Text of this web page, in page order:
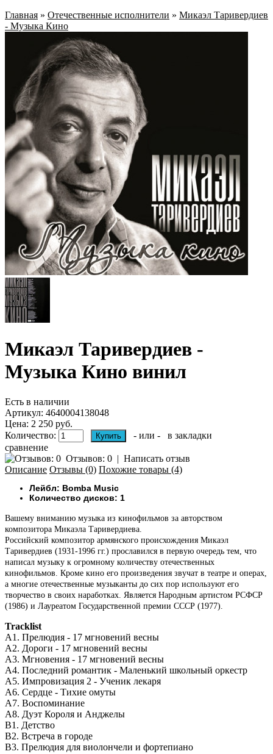
Главная » Отечественные исполнители » Микаэл Таривердиев
- Музыка Кино
Микаэл Таривердиев -
Музыка Кино винил
Есть в наличии
Артикул: 4640004138048
Цена: 2 250 руб.
Количество:
- или -
в закладки
сравнение
Отзывов: 0 | Написать отзыв
Описание Отзывы (0) Похожие товары (4)
Лейбл: Bomba Music
Количество дисков: 1
Вашему вниманию музыка из кинофильмов за авторством
композитора Микаэла Таривердиева.
Российский композитор армянского происхождения Микаэл
Таривердиев (1931-1996 гг.) прославился в первую очередь тем, что
написал музыку к огромному количеству отечественных
кинофильмов. Кроме кино его произведения звучат в театре и операх,
а многие отечественные музыканты до сих пор используют его
творчество в своих наработках. Является Народным артистом РСФСР
(1986) и Лауреатом Государственной премии СССР (1977).
Tracklist
A1. Прелюдия - 17 мгновений весны
A2. Дороги - 17 мгновений весны
A3. Мгновения - 17 мгновений весны
A4. Последний романтик - Маленький школьный оркестр
A5. Импровизация 2 - Ученик лекаря
A6. Сердце - Тихие омуты
A7. Воспоминание
A8. Дуэт Короля и Анджелы
B1. Детство
B2. Встреча в городе
B3. Прелюдия для виолончели и фортепиано